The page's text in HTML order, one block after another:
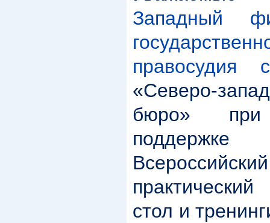
Западный
правосудия
«Северо-
бюро» при
стол и